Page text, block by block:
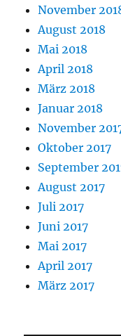
November
August 2018
Mai 2018
April 2018
März 2018
Januar 2018
November
Oktober 2017
September
August 2017
Juli 2017
Juni 2017
Mai 2017
April 2017
März 2017